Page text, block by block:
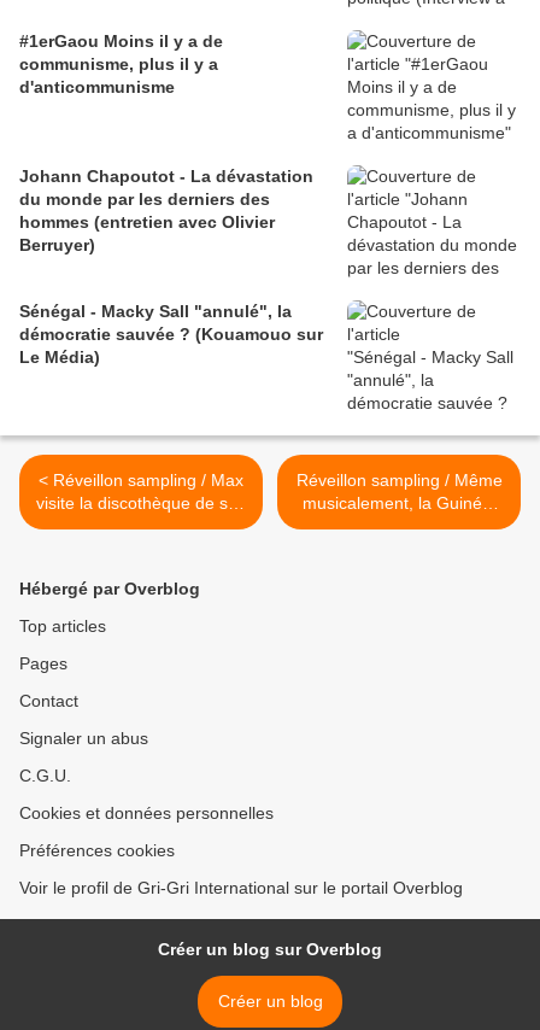
#1erGaou Moins il y a de
communisme, plus il y a
d'anticommunisme
Johann Chapoutot - La dévastation
du monde par les derniers des
hommes (entretien avec Olivier
Berruyer)
Sénégal - Macky Sall "annulé", la
démocratie sauvée ? (Kouamouo sur
Le Média)
< Réveillon sampling / Max
visite la discothèque de son
vieux briscard de père et y
Réveillon sampling / Même
musicalement, la Guinée,
c'était mieux sous Sékou
Hébergé par Overblog
Top articles
Pages
Contact
Signaler un abus
C.G.U.
Cookies et données personnelles
Préférences cookies
Voir le profil de Gri-Gri International sur le portail Overblog
Créer un blog sur Overblog
Créer un blog